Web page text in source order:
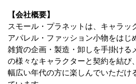
【会社概要】
スモール・プラネットは、キャラッ
アパレル・ファッション小物をはじ
雑貨の企画・製造・卸しを手掛ける
の様々なキャラクターと契約を結び
幅広い年代の方に楽しんでいただけ